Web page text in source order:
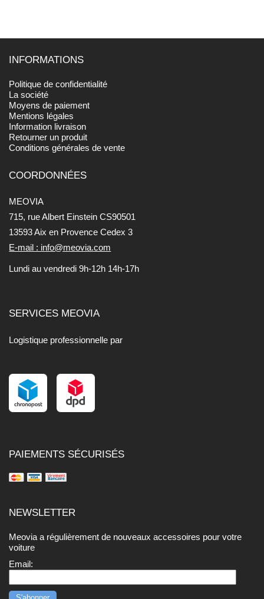
INFORMATIONS
Politique de confidentialité
La société
Moyens de paiement
Mentions légales
Information livraison
Retourner un produit
Conditions générales de vente
COORDONNÉES
MEOVIA
715, rue Albert Einstein CS90501
13593 Aix en Provence Cedex 3
E-mail : info@meovia.com
Lundi au vendredi 9h-12h 14h-17h
SERVICES MEOVIA
Logistique professionnelle par
PAIEMENTS SÉCURISÉS
NEWSLETTER
Meovia a régulièrement de nouveaux accessoires pour votre
voiture
Email: